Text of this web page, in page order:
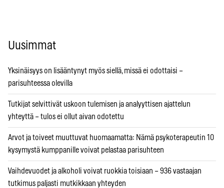
Uusimmat
Yksinäisyys on lisääntynyt myös siellä, missä ei odottaisi –
parisuhteessa olevilla
Tutkijat selvittivät uskoon tulemisen ja analyyttisen ajattelun
yhteyttä – tulos ei ollut aivan odotettu
Arvot ja toiveet muuttuvat huomaamatta: Nämä psykoterapeutin 10
kysymystä kumppanille voivat pelastaa parisuhteen
Vaihdevuodet ja alkoholi voivat ruokkia toisiaan – 936 vastaajan
tutkimus paljasti mutkikkaan yhteyden